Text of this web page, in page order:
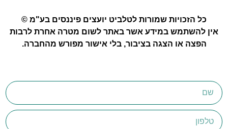
כל הזכויות שמורות לטלביט יועצים פיננסים בע"מ ©
אין להשתמש במידע אשר באתר לשום מטרה אחרת לרבות
הפצה או הצגה בציבור, בלי אישור מפורש מהחברה.